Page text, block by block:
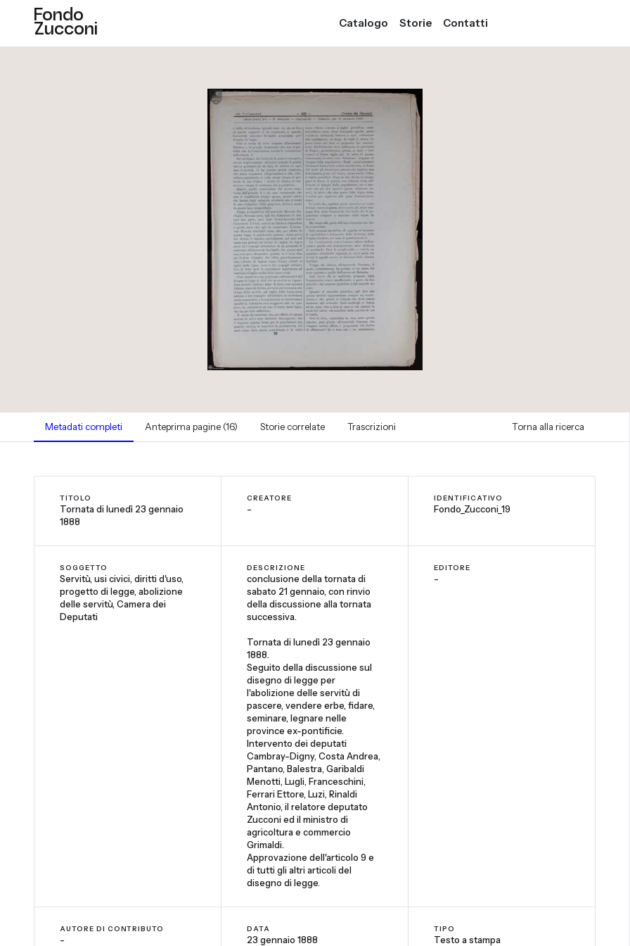
Fondo
Zucconi
Catalogo Storie Contatti
Metadati completi Anteprima pagine (16) Storie correlate Trascrizioni Torna alla ricerca
TITOLO
Tornata di lunedì 23 gennaio
1888
CREATORE
-
IDENTIFICATIVO
Fondo_Zucconi_19
SOGGETTO
Servitù, usi civici, diritti d'uso,
progetto di legge, abolizione
delle servitù, Camera dei
Deputati
DESCRIZIONE
conclusione della tornata di
sabato 21 gennaio, con rinvio
della discussione alla tornata
successiva.
Tornata di lunedì 23 gennaio
1888.
Seguito della discussione sul
disegno di legge per
l'abolizione delle servitù di
pascere, vendere erbe, fidare,
seminare, legnare nelle
province ex-pontificie.
Intervento dei deputati
Cambray-Digny, Costa Andrea,
Pantano, Balestra, Garibaldi
Menotti, Lugli, Franceschini,
Ferrari Ettore, Luzi, Rinaldi
Antonio, il relatore deputato
Zucconi ed il ministro di
agricoltura e commercio
Grimaldi.
Approvazione dell'articolo 9 e
di tutti gli altri articoli del
disegno di legge.
EDITORE
-
AUTORE DI CONTRIBUTO
-
DATA
23 gennaio 1888
TIPO
Testo a stampa